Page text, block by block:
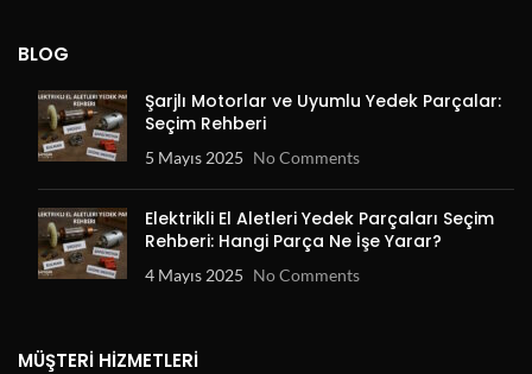
BLOG
Şarjlı Motorlar ve Uyumlu Yedek Parçalar:
Seçim Rehberi
5 Mayıs 2025 No Comments
Elektrikli El Aletleri Yedek Parçaları Seçim
Rehberi: Hangi Parça Ne İşe Yarar?
4 Mayıs 2025 No Comments
MÜŞTERI HIZMETLERI